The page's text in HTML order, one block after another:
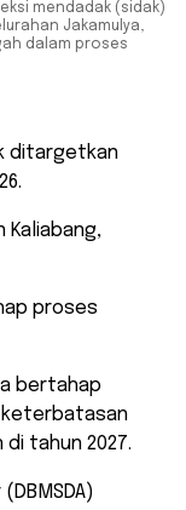
mendadak (sidak)
Jakamulya,
dalam proses
ditargetkan
Kaliabang,
proses
bertahap
keterbatasan
di tahun 2027.